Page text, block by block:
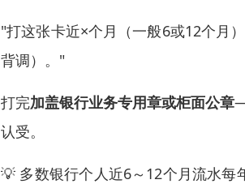
"打这张卡近×个月（一般6或12个月
背调）。"
打完加盖银行业务专用章或柜面公章
认受。
💡 多数银行个人近6～12个月流水